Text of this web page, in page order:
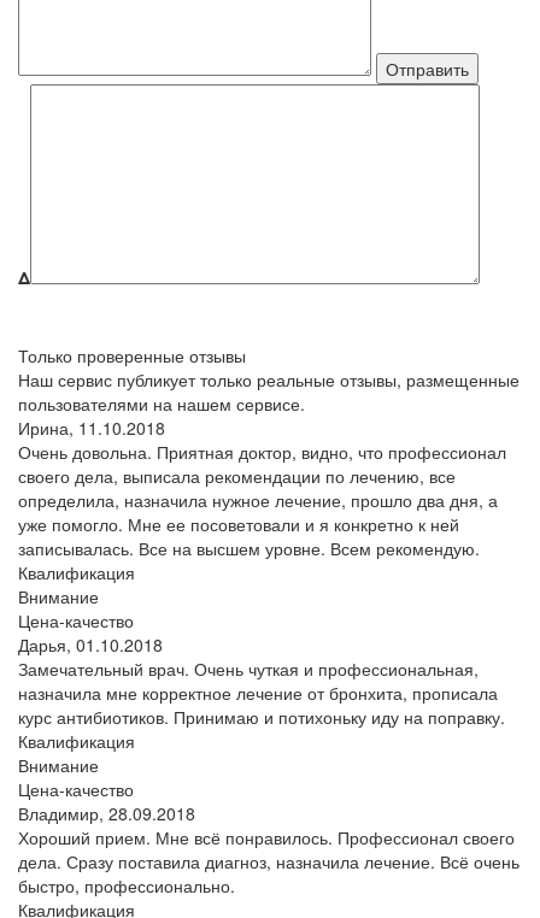
Δ
Только проверенные отзывы
Наш сервис публикует только реальные отзывы, размещенные
пользователями на нашем сервисе.
Ирина, 11.10.2018
Очень довольна. Приятная доктор, видно, что профессионал
своего дела, выписала рекомендации по лечению, все
определила, назначила нужное лечение, прошло два дня, а
уже помогло. Мне ее посоветовали и я конкретно к ней
записывалась. Все на высшем уровне. Всем рекомендую.
Квалификация
Внимание
Цена-качество
Дарья, 01.10.2018
Замечательный врач. Очень чуткая и профессиональная,
назначила мне корректное лечение от бронхита, прописала
курс антибиотиков. Принимаю и потихоньку иду на поправку.
Квалификация
Внимание
Цена-качество
Владимир, 28.09.2018
Хороший прием. Мне всё понравилось. Профессионал своего
дела. Сразу поставила диагноз, назначила лечение. Всё очень
быстро, профессионально.
Квалификация